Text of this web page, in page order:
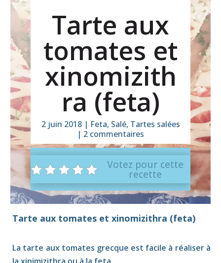
Tarte aux
tomates et
xinomizith
ra (feta)
2 juin 2018| Feta, Salé, Tartes salées
| 2 commentaires
Votez pour cette
recette
Tarte aux tomates et xinomizithra (feta)
La tarte aux tomates grecque est facile à réaliser à